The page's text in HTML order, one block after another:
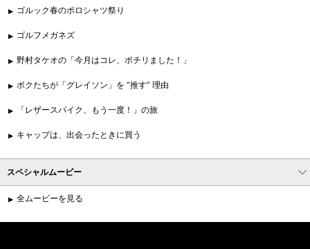
ゴルック春のポロシャツ祭り
ゴルフメガネズ
野村タケオの「今月はコレ、ポチリました！」
ボクたちが「グレイソン」を “推す” 理由
「レザースパイク、もう一度！」の旅
キャップは、出会ったときに買う
スペシャルムービー
全ムービーを見る